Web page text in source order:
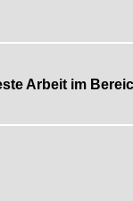
Arbeit im